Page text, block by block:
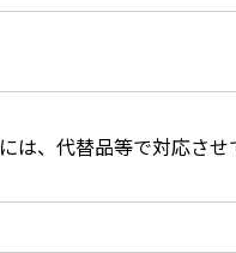
は、代替品等で対応さ